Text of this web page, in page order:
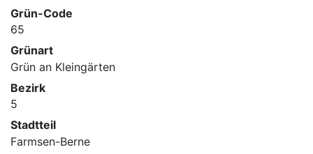
Grün-Code
65
Grünart
Grün an Kleingärten
Bezirk
5
Stadtteil
Farmsen-Berne